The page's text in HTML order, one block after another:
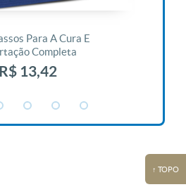
Para A Cura E
Completa
R$ 13,42
↑ TOPO